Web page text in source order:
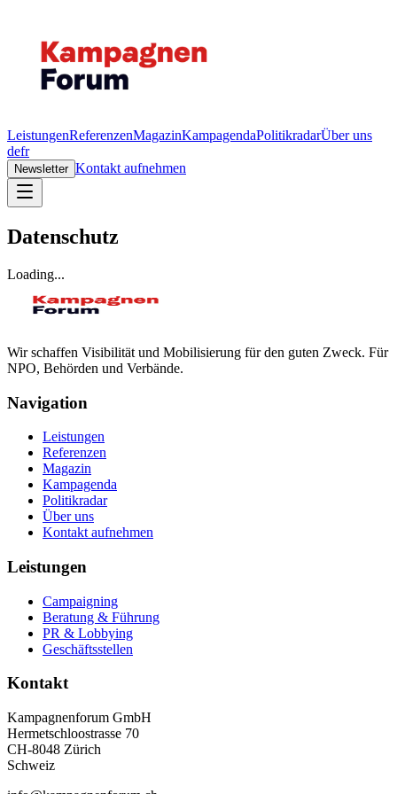
LeistungenReferenzenMagazinKampagendaPolitikradarÜber uns
defr
Newsletter Kontakt aufnehmen
Datenschutz
Loading...
Wir schaffen Visibilität und Mobilisierung für den guten Zweck. Für
NPO, Behörden und Verbände.
Navigation
Leistungen
Referenzen
Magazin
Kampagenda
Politikradar
Über uns
Kontakt aufnehmen
Leistungen
Campaigning
Beratung & Führung
PR & Lobbying
Geschäftsstellen
Kontakt
Kampagnenforum GmbH
Hermetschloostrasse 70
CH-8048 Zürich
Schweiz